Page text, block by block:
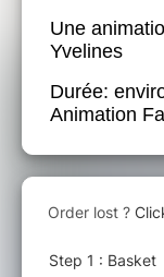
Une
Yvelines
Durée:
Animation